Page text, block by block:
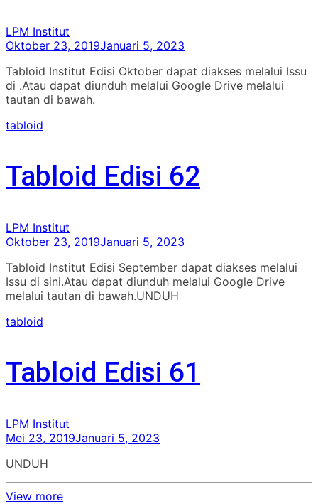
LPM Institut
Oktober 23, 2019Januari 5, 2023
Tabloid Institut Edisi Oktober dapat diakses melalui Issu
di .Atau dapat diunduh melalui Google Drive melalui
tautan di bawah.
tabloid
Tabloid Edisi 62
LPM Institut
Oktober 23, 2019Januari 5, 2023
Tabloid Institut Edisi September dapat diakses melalui
Issu di sini.Atau dapat diunduh melalui Google Drive
melalui tautan di bawah.UNDUH
tabloid
Tabloid Edisi 61
LPM Institut
Mei 23, 2019Januari 5, 2023
UNDUH
View more